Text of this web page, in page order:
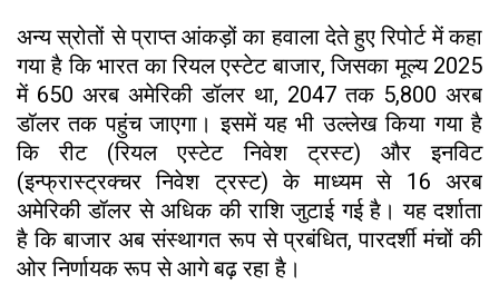
अन्य स्रोतों से प्राप्त आंकड़ों का हवाला देते हुए रिपोर्ट में कहा
गया है कि भारत का रियल एस्टेट बाजार, जिसका मूल्य 2025
में 650 अरब अमेरिकी डॉलर था, 2047 तक 5,800 अरब
डॉलर तक पहुंच जाएगा। इसमें यह भी उल्लेख किया गया है
कि रीट (रियल एस्टेट निवेश ट्रस्ट) और इनविट
(इन्फ्रास्ट्रक्चर निवेश ट्रस्ट) के माध्यम से 16 अरब
अमेरिकी डॉलर से अधिक की राशि जुटाई गई है। यह दर्शाता
है कि बाजार अब संस्थागत रूप से प्रबंधित, पारदर्शी मंचों की
ओर निर्णायक रूप से आगे बढ़ रहा है।